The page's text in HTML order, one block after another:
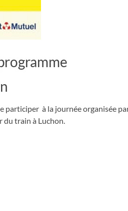
participer à la journée organisée
du train à Luchon.